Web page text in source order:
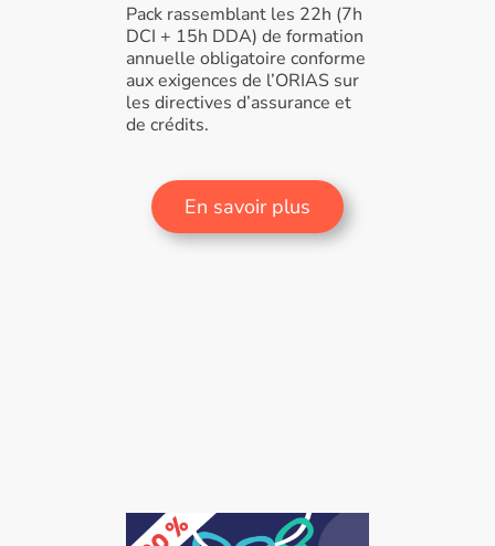
Pack rassemblant les 22h (7h
DCI + 15h DDA) de formation
annuelle obligatoire conforme
aux exigences de l’ORIAS sur
les directives d’assurance et
de crédits.
En savoir plus